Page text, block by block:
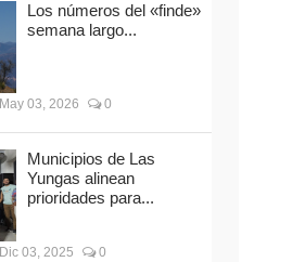
Los números del «finde»
semana largo...
May 03, 2026 0
Municipios de Las
Yungas alinean
prioridades para...
Dic 03, 2025 0